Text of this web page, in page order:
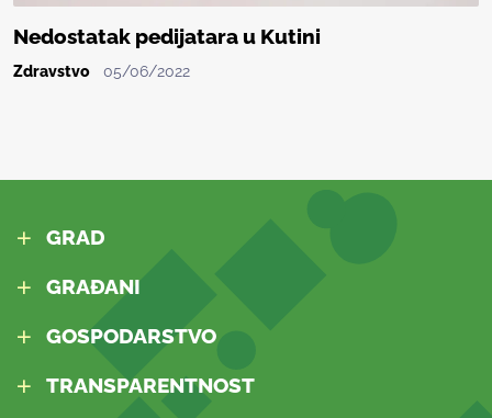
Nedostatak pedijatara u Kutini
Zdravstvo 05/06/2022
GRAD
GRAĐANI
GOSPODARSTVO
TRANSPARENTNOST